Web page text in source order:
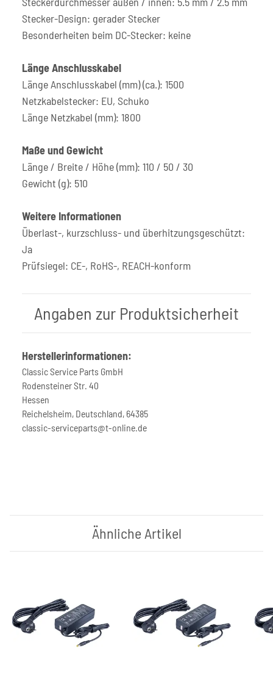
Stecker-Design: gerader Stecker
Besonderheiten beim DC-Stecker: keine
Länge Anschlusskabel
Länge Anschlusskabel (mm) (ca.): 1500
Netzkabelstecker: EU, Schuko
Länge Netzkabel (mm): 1800
Maße und Gewicht
Länge / Breite / Höhe (mm): 110 / 50 / 30
Gewicht (g): 510
Weitere Informationen
Überlast-, kurzschluss- und überhitzungsgeschützt:
Ja
Prüfsiegel: CE-, RoHS-, REACH-konform
Angaben zur Produktsicherheit
Herstellerinformationen:
Classic Service Parts GmbH
Rodensteiner Str. 40
Hessen
Reichelsheim, Deutschland, 64385
classic-serviceparts@t-online.de
Ähnliche Artikel